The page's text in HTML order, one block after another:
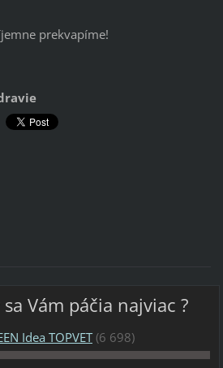
prekvapíme!
Vám páčia najviac ?
Idea TOPVET (6 698)